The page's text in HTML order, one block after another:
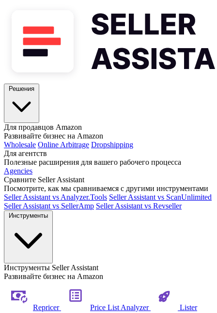
Для продавцов Amazon
Развивайте бизнес на Amazon
Wholesale Online Arbitrage Dropshipping
Для агентств
Полезные расширения для вашего рабочего процесса
Agencies
Сравните Seller Assistant
Посмотрите, как мы сравниваемся с другими инструментами
Seller Assistant vs Analyzer.Tools Seller Assistant vs ScanUnlimited
Seller Assistant vs SellerAmp Seller Assistant vs Revseller
Инструменты Seller Assistant
Развивайте бизнес на Amazon
Repricer Price List Analyzer Lister